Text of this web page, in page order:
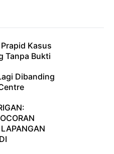
Kasus
Tanpa Bukti
Dibanding